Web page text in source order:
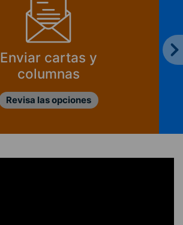
Enviar cartas y
columnas
Revisa las opciones